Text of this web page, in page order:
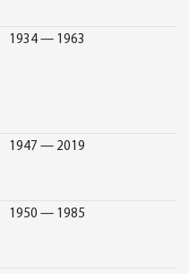
1934 — 1963
1947 — 2019
1950 — 1985